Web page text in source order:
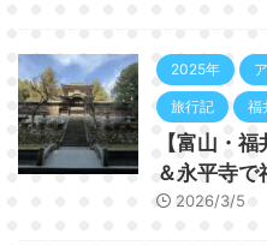
2025年
旅行記 福
【富山・
＆永平寺で
2026/3/5